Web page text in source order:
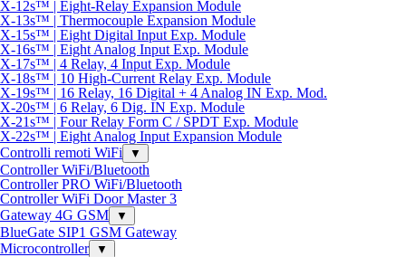
X-12s™ | Eight-Relay Expansion Module
X-13s™ | Thermocouple Expansion Module
X-15s™ | Eight Digital Input Exp. Module
X-16s™ | Eight Analog Input Exp. Module
X-17s™ | 4 Relay, 4 Input Exp. Module
X-18s™ | 10 High-Current Relay Exp. Module
X-19s™ | 16 Relay, 16 Digital + 4 Analog IN Exp. Mod.
X-20s™ | 6 Relay, 6 Dig. IN Exp. Module
X-21s™ | Four Relay Form C / SPDT Exp. Module
X-22s™ | Eight Analog Input Expansion Module
Controlli remoti WiFi
▼
Controller WiFi/Bluetooth
Controller PRO WiFi/Bluetooth
Controller WiFi Door Master 3
Gateway 4G GSM
▼
BlueGate SIP1 GSM Gateway
Microcontroller
▼